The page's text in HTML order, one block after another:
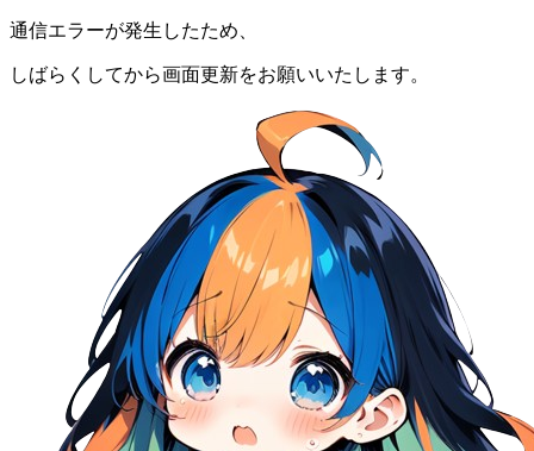
通信エラーが発生したため、
しばらくしてから画面更新をお願いいたします。